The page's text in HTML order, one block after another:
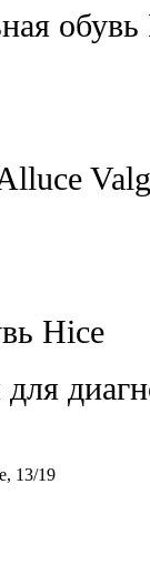
Hice
13/19